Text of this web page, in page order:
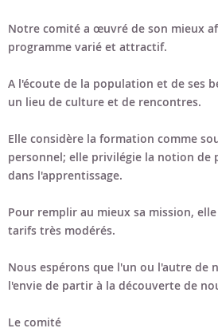
Notre comité a œuvré de son mieux
programme varié et attractif.
A l'écoute de la population et de ses
un lieu de culture et de rencontres.
Elle considère la formation comme
personnel; elle privilégie la notion de
dans l'apprentissage.
Pour remplir au mieux sa mission,
tarifs très modérés.
Nous espérons que l'un ou l'autre de
l'envie de partir à la découverte de
Le comité